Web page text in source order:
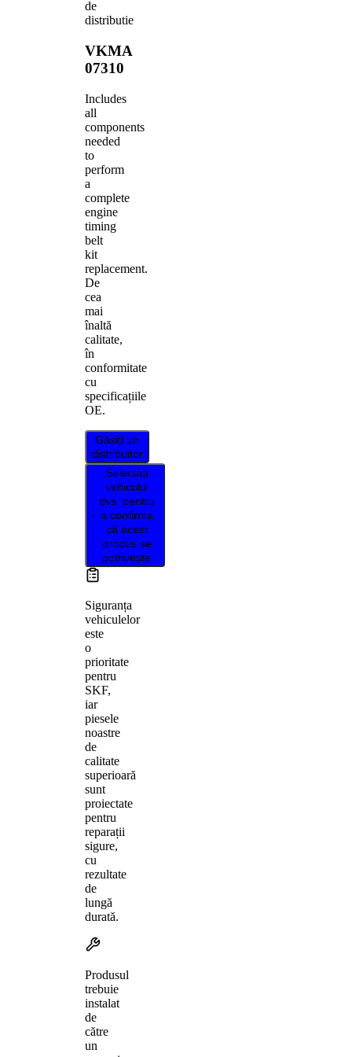
de
distributie
VKMA
07310
Includes
all
components
needed
to
perform
a
complete
engine
timing
belt
kit
replacement.
De
cea
mai
înaltă
calitate,
în
conformitate
cu
specificațiile
OE.
Găsiți un
distribuitor
Selectați
vehiculul
dvs. pentru
a confirma
că acest
produs se
potrivește
Siguranța
vehiculelor
este
o
prioritate
pentru
SKF,
iar
piesele
noastre
de
calitate
superioară
sunt
proiectate
pentru
reparații
sigure,
cu
rezultate
de
lungă
durată.
Produsul
trebuie
instalat
de
către
un